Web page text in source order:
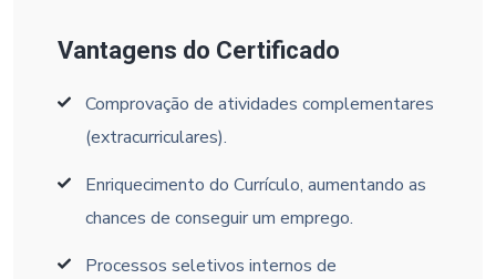
Vantagens do Certificado
Comprovação de atividades complementares
(extracurriculares).
Enriquecimento do Currículo, aumentando as
chances de conseguir um emprego.
Processos seletivos internos de